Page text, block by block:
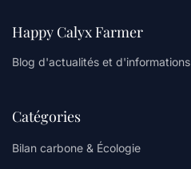
Happy Calyx Farmer
Blog d'actualités et d'informations
Catégories
Bilan carbone & Écologie